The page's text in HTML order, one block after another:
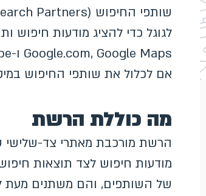
לגוגל כדי להציג מודעות חיפוש
אם לכלול את שותפי החיפוש
מה כוללת הרשת
הרשת מורכבת מאתרי צד-שלישי
מודעות חיפוש לצד תוצאות
של השותפים, והם משתנים מעת